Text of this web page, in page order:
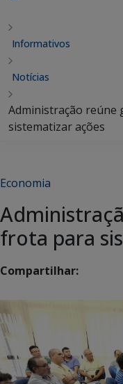
Informativos
Notícias
Administração reúne
sistematizar ações
Economia
frota para
Compartilhar: